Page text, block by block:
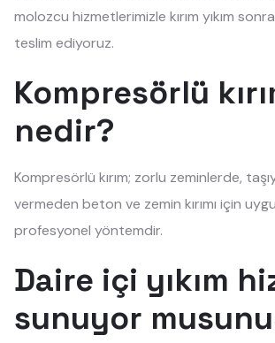
molozcu hizmetlerimizle kırım yıkım
teslim ediyoruz.
Kompresörlü
nedir?
Kompresörlü kırım; zorlu zeminlerde,
vermeden beton ve zemin kırımı için
profesyonel yöntemdir.
Daire içi yıkım
sunuyor